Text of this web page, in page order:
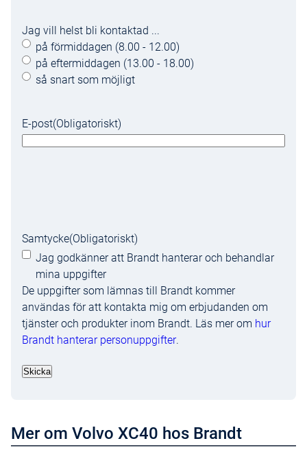
Jag vill helst bli kontaktad ...
på förmiddagen (8.00 - 12.00)
på eftermiddagen (13.00 - 18.00)
så snart som möjligt
E-post(Obligatoriskt)
Samtycke(Obligatoriskt)
Jag godkänner att Brandt hanterar och behandlar
mina uppgifter
De uppgifter som lämnas till Brandt kommer
användas för att kontakta mig om erbjudanden om
tjänster och produkter inom Brandt. Läs mer om hur
Brandt hanterar personuppgifter.
Skicka
Mer om Volvo XC40 hos Brandt